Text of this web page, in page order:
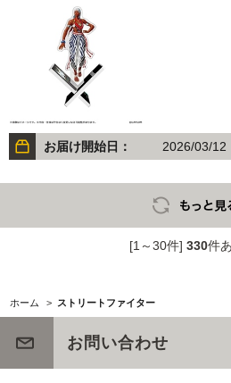
お届け開始日： 2026/03/12
[1～30件] 330件
ホーム > ストリートファイター
お問い合わせ